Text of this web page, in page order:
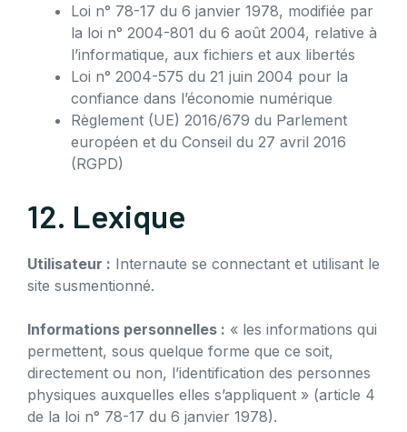
Loi n° 78-17 du 6 janvier 1978, modifiée par
la loi n° 2004-801 du 6 août 2004, relative à
l’informatique, aux fichiers et aux libertés
Loi n° 2004-575 du 21 juin 2004 pour la
confiance dans l’économie numérique
Règlement (UE) 2016/679 du Parlement
européen et du Conseil du 27 avril 2016
(RGPD)
12. Lexique
Utilisateur : Internaute se connectant et utilisant le
site susmentionné.
Informations personnelles : « les informations qui
permettent, sous quelque forme que ce soit,
directement ou non, l’identification des personnes
physiques auxquelles elles s’appliquent » (article 4
de la loi n° 78-17 du 6 janvier 1978).